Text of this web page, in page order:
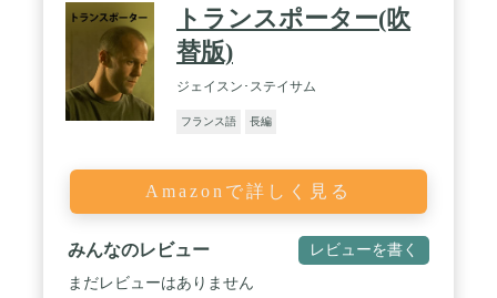
トランスポーター(吹
替版)
ジェイスン･ステイサム
フランス語 長編
Amazonで詳しく見る
みんなのレビュー レビューを書く
まだレビューはありません